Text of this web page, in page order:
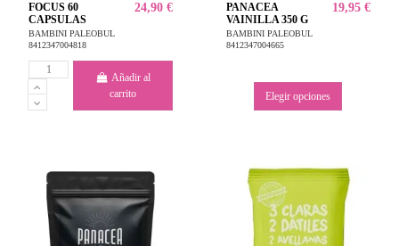
FOCUS 60
CAPSULAS
BAMBINI PALEOBUL
8412347004818
24,90 €
Añadir al
carrito
PANACEA
VAINILLA 350 G
BAMBINI PALEOBUL
8412347004665
19,95 €
Elegir opciones